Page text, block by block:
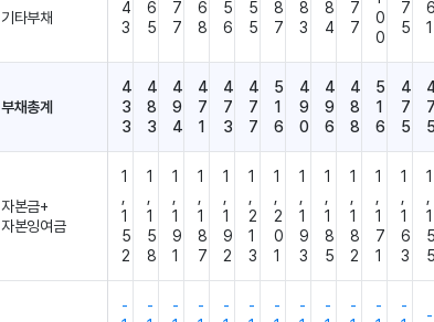
기타부채
4
3
6
5
7
7
6
8
5
6
5
5
8
7
8
3
8
4
7
7
0
0
7
5
6
1
부채총계
4
3
3
4
8
3
4
9
4
4
7
1
4
7
3
4
7
7
5
1
6
4
9
0
4
9
6
4
8
8
5
1
6
4
7
5
7
자본금+
자본잉여금
1
1
5
2
1
1
5
8
1
1
9
1
1
1
8
7
1
1
9
2
1
2
1
3
1
2
0
1
1
1
9
3
1
1
8
5
1
1
8
2
1
1
7
1
1
1
6
3
1
1
5
5
-
-
-
-
-
-
-
-
-
-
-
-
-